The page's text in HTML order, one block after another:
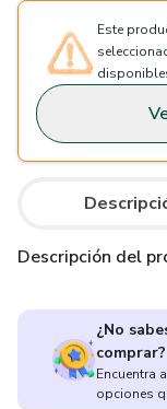
Este
Descripción del
¿No
comprar?
Encuentra
opciones